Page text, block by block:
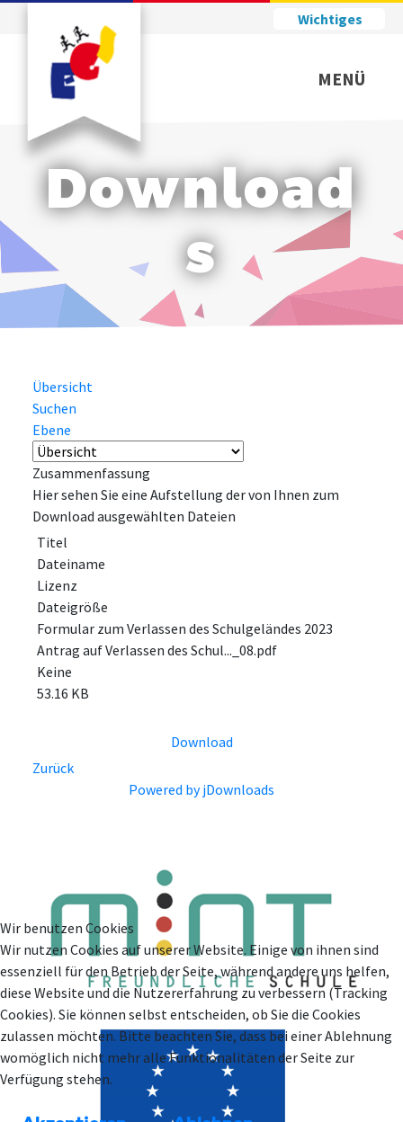
Wichtiges
MENÜ
Download
s
Übersicht
Suchen
Ebene
Zusammenfassung
Hier sehen Sie eine Aufstellung der von Ihnen zum
Download ausgewählten Dateien
Titel
Dateiname
Lizenz
Dateigröße
Formular zum Verlassen des Schulgeländes 2023
Antrag auf Verlassen des Schul..._08.pdf
Keine
53.16 KB
Download
Zurück
Powered by jDownloads
Wir benutzen Cookies
Wir nutzen Cookies auf unserer Website. Einige von ihnen sind
essenziell für den Betrieb der Seite, während andere uns helfen,
diese Website und die Nutzererfahrung zu verbessern (Tracking
Cookies). Sie können selbst entscheiden, ob Sie die Cookies
zulassen möchten. Bitte beachten Sie, dass bei einer Ablehnung
womöglich nicht mehr alle Funktionalitäten der Seite zur
Verfügung stehen.